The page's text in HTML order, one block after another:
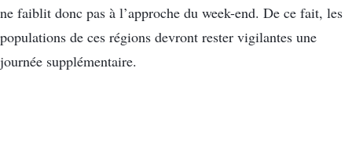
ne faiblit donc pas à l’approche du week-end. De ce fait, les
populations de ces régions devront rester vigilantes une
journée supplémentaire.